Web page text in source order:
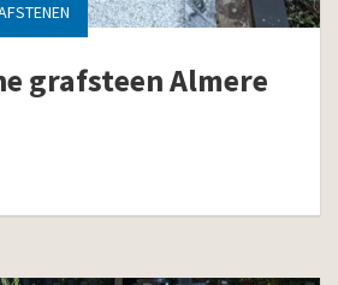
grafsteen Almere